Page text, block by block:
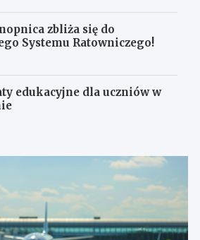
zbliża się do
Systemu Ratowniczego!
edukacyjne dla uczniów w